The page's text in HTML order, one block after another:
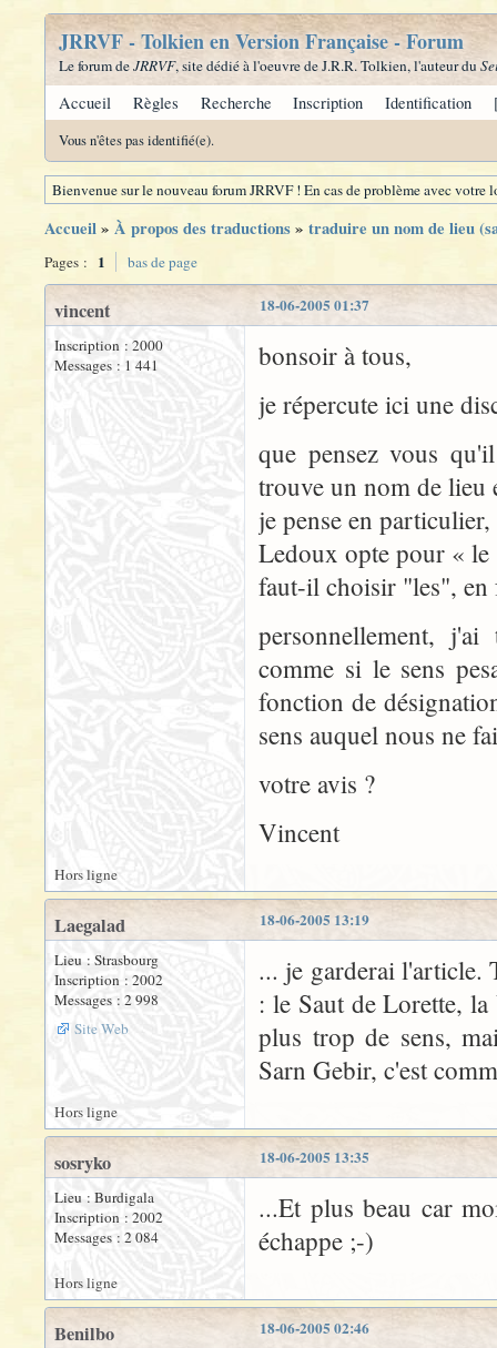
JRRVF - Tolkien en Version Française - Forum
Le forum deJRRVF, site dédié à l'oeuvre de J.R.R. Tolkien, l'auteur du
Accueil Règles Recherche Inscription Identification
Vous n'êtes pas identifié(e).
Bienvenue sur le nouveau forum JRRVF ! En cas de problème avec
Accueil» À propos des traductions» traduire un nom de lieu
Pages : 1 bas de page
18-06-2005 01:37
vincent
Inscription : 2000
Messages : 1 441
bonsoir à tous,
je répercute ici une
que pensez vous
trouve un nom de lieu
je pense en
Ledoux opte pour «
faut-il choisir "les", en
personnellement,
comme si le sens
fonction de
sens auquel nous ne
votre avis ?
Vincent
Hors ligne
18-06-2005 13:19
Laegalad
Lieu : Strasbourg
Inscription : 2002
Messages : 2 998
Site Web
... je garderai l'article.
: le Saut de Lorette,
plus trop de sens,
Sarn Gebir, c'est
Hors ligne
18-06-2005 13:35
sosryko
Lieu : Burdigala
Inscription : 2002
Messages : 2 084
...Et plus beau car
échappe ;-)
Hors ligne
18-06-2005 02:46
Benilbo